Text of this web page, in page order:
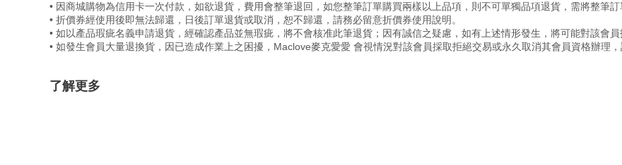
• 因商城購物為信用卡一次付款，如欲退貨，費用會整筆退回，如您整筆訂單購買兩樣以上品項，則不可單獨品項退貨，需將整筆訂
• 折價券經使用後即無法歸還，日後訂單退貨或取消，恕不歸還，請務必留意折價券使用說明。
• 如以產品瑕疵名義申請退貨，經確認產品並無瑕疵，將不會核准此筆退貨；因有誠信之疑慮，如有上述情形發生，將可能對該會
• 如發生會員大量退換貨，因已造成作業上之困擾，Maclove麥克愛愛 會視情況對該會員採取拒絕交易或永久取消其會員資格辦理，
了解更多